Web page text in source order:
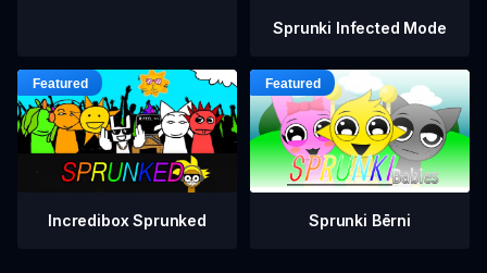
Sprunki Infected Mode
Incredibox Sprunked Sprunki Bērni